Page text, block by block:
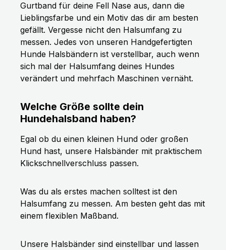
Gurtband für deine Fell Nase aus, dann die
Lieblingsfarbe und ein Motiv das dir am besten
gefällt. Vergesse nicht den Halsumfang zu
messen. Jedes von unseren Handgefertigten
Hunde Halsbändern ist verstellbar, auch wenn
sich mal der Halsumfang deines Hundes
verändert und mehrfach Maschinen vernäht.
Welche Größe sollte dein
Hundehalsband haben?
Egal ob du einen kleinen Hund oder großen
Hund hast, unsere Halsbänder mit praktischem
Klickschnellverschluss passen.
Was du als erstes machen solltest ist den
Halsumfang zu messen. Am besten geht das mit
einem flexiblen Maßband.
Unsere Halsbänder sind einstellbar und lassen